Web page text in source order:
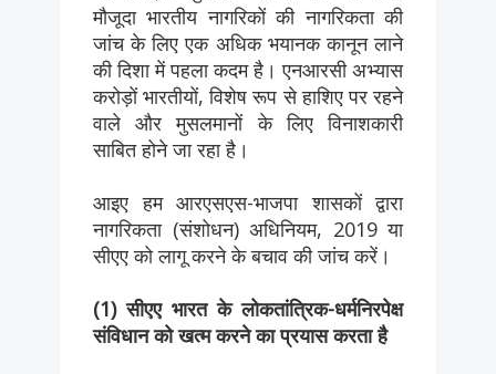
मौजूदा भारतीय नागरिकों की नागरिकता की
जांच के लिए एक अधिक भयानक कानून लाने
की दिशा में पहला कदम है। एनआरसी अभ्यास
करोड़ों भारतीयों, विशेष रूप से हाशिए पर रहने
वाले और मुसलमानों के लिए विनाशकारी
साबित होने जा रहा है।
आइए हम आरएसएस-भाजपा शासकों द्वारा
नागरिकता (संशोधन) अधिनियम, 2019 या
सीएए को लागू करने के बचाव की जांच करें।
(1) सीएए भारत के लोकतांत्रिक-धर्मनिरपेक्ष
संविधान को खत्म करने का प्रयास करता है